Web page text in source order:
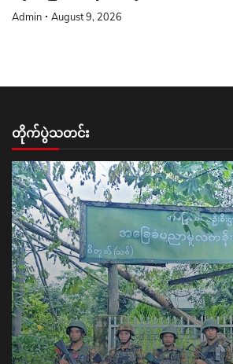
Admin August 9, 2026
တိုက်ပွဲသတင်း